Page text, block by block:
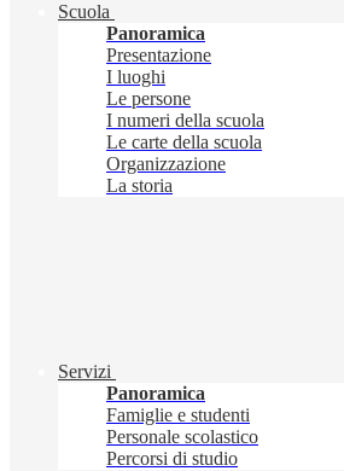
Scuola
Panoramica
Presentazione
I luoghi
Le persone
I numeri della scuola
Le carte della scuola
Organizzazione
La storia
Servizi
Panoramica
Famiglie e studenti
Personale scolastico
Percorsi di studio